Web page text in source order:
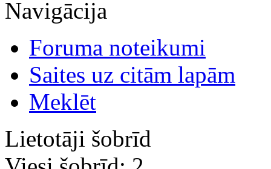
Navigācija
Foruma noteikumi
Saites uz citām lapām
Meklēt
Lietotāji šobrīd